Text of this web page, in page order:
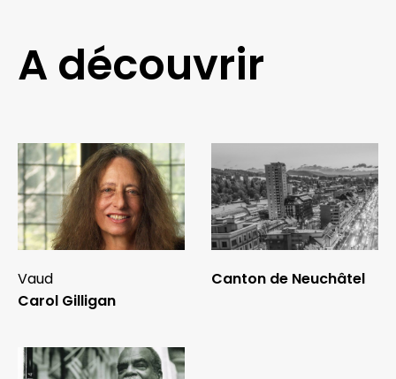
A découvrir
Vaud
Carol Gilligan
Canton de Neuchâtel